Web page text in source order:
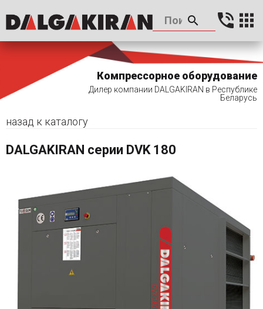
Компрессорное оборудование
Дилер компании DALGAKIRAN в Республике
Беларусь
назад к каталогу
DALGAKIRAN серии DVK 180